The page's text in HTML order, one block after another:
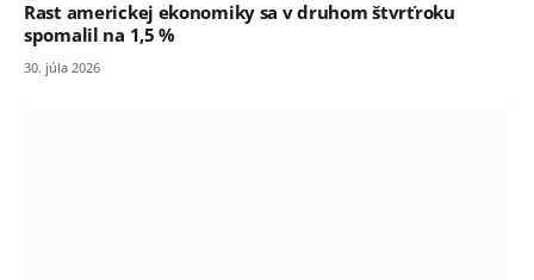
Rast americkej ekonomiky sa v druhom štvrťroku
spomalil na 1,5 %
30. júla 2026